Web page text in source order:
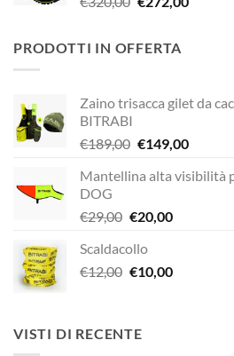
era:
PRODOTTI IN OFFERTA
Zaino trisacca gilet da
BITRABI
€189,00 Il
originale
€189,00.
€149,00Il
attuale
Mantellina alta visibilità
DOG
€29,00 Il
originale
era:
€20,00Il
è:
Scaldacollo
€12,00 Il
era:
€12,00.
€10,00Il
VISTI DI RECENTE